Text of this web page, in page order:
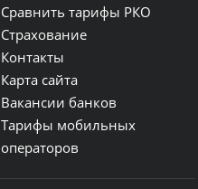
Сравнить тарифы РКО
Страхование
Контакты
Карта сайта
Вакансии банков
Тарифы мобильных
операторов